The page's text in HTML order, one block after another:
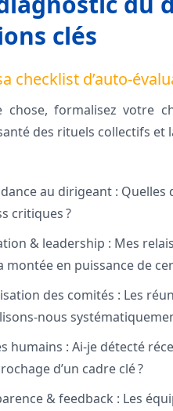
clés
checklist d’auto-
chose, formalisez votre
des rituels collectifs et
au dirigeant :
critiques ?
& leadership : Mes
montée en puissance de
des comités : Les
nous
humains : Ai-je détecté
d’un cadre clé ?
& feedback : Les